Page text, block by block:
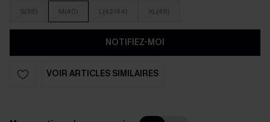
S(38) M(40) L(42/44) XL(46)
NOTIFIEZ-MOI
VOIR ARTICLES SIMILAIRES